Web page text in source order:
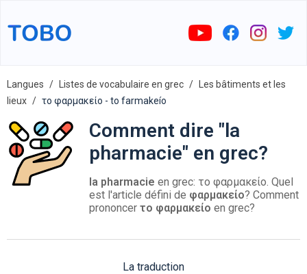
Langues Listes de vocabulaire en grec
Les bâtiments et les
lieux
το φαρμακείο - to farmakeío
Comment dire "la
pharmacie" en grec?
la pharmacie en grec: το φαρμακείο. Quel
est l'article défini de φαρμακείο? Comment
prononcer το φαρμακείο en grec?
La traduction